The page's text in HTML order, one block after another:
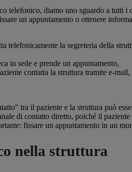
telefonico, diamo uno sguardo a tutti
un appuntamento o ottenere
telefonicamente la segreteria della
in sede e prende un appuntamento,
contatta la struttura tramite e-
tra il paziente e la struttura può
di contatto diretto, poiché il
fissare un appuntamento in un
nella struttura